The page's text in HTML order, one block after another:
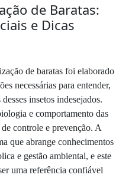
de Baratas:
e Dicas
de baratas foi elaborado
necessárias para entender,
insetos indesejados.
e comportamento das
controle e prevenção. A
que abrange conhecimentos
e gestão ambiental, e este
uma referência confiável